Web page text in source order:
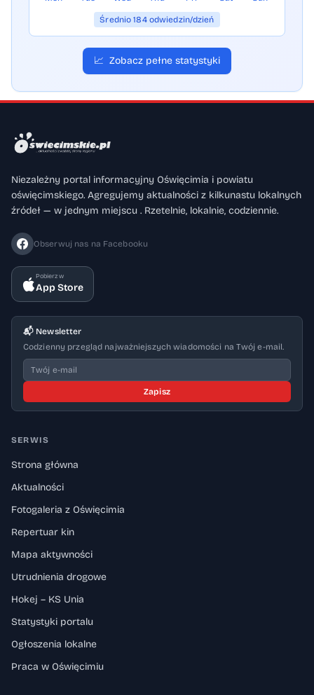
Średnio 184 odwiedzin/dzień
📈 Zobacz pełne statystyki
Niezależny portal informacyjny Oświęcimia i powiatu
oświęcimskiego. Agregujemy aktualności z kilkunastu lokalnych
źródeł — w jednym miejscu . Rzetelnie, lokalnie, codziennie.
Obserwuj nas na Facebooku
Pobierz w
App Store
📬 Newsletter
Codzienny przegląd najważniejszych wiadomości na Twój e-mail.
Zapisz
SERWIS
Strona główna
Aktualności
Fotogaleria z Oświęcimia
Repertuar kin
Mapa aktywności
Utrudnienia drogowe
Hokej – KS Unia
Statystyki portalu
Ogłoszenia lokalne
Praca w Oświęcimiu